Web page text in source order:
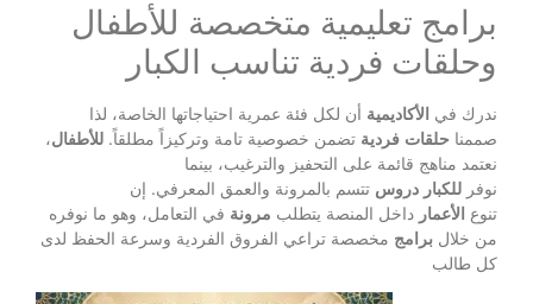
برامج تعليمية متخصصة للأطفال
وحلقات فردية تناسب الكبار
ندرك في الأكاديمية أن لكل فئة عمرية احتياجاتها الخاصة، لذا
صممنا حلقات فردية تضمن خصوصية تامة وتركيزاً مطلقاً. للأطفال،
نعتمد مناهج قائمة على التحفيز والترغيب، بينما
نوفر للكبار دروس تتسم بالمرونة والعمق المعرفي. إن
تنوع الأعمار داخل المنصة يتطلب مرونة في التعامل، وهو ما نوفره
من خلال برامج مخصصة تراعي الفروق الفردية وسرعة الحفظ لدى
كل طالب